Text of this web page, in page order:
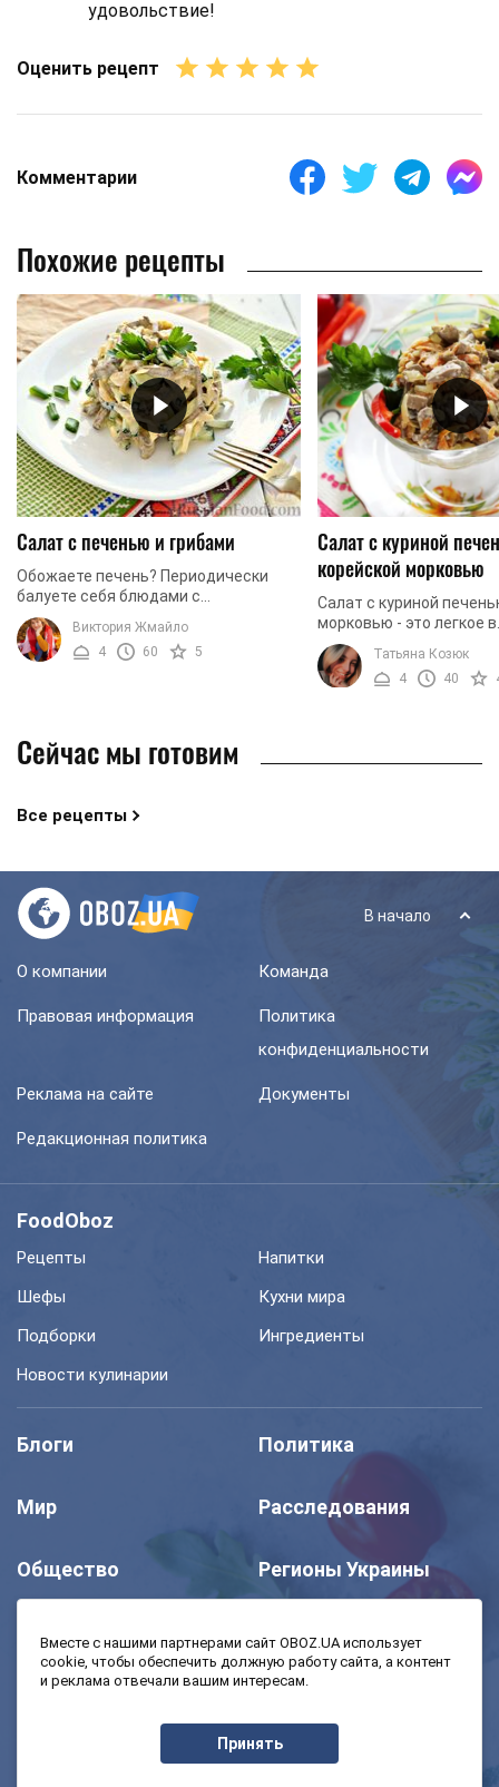
удовольствие!
Оценить рецепт
Комментарии
Похожие рецепты
Салат с печенью и грибами
Обожаете печень? Периодически
балуете себя блюдами с
использованием этого продукта?
Хотите найти новые и необычные
рецепты блюд из печени? Тогда мы ...
Виктория Жмайло
4
60 5
Салат с куриной
корейской морковью
Салат с куриной
морковью - это легкое в
приготовлении блюдо,
несмотря на свою
идеальный баланс
Татьяна Козюк
4
40
Сейчас мы готовим
Все рецепты
В начало
О компании Команда
Правовая информация
Политика
конфиденциальности
Реклама на сайте Документы
Редакционная политика
FoodOboz
Рецепты
Напитки
Шефы
Кухни мира
Подборки
Ингредиенты
Новости кулинарии
Блоги Политика
Мир Расследования
Общество Регионы Украины
Шоу Спорт
Моя школа Авто
Экономика
Вместе с нашими партнерами сайт OBOZ.UA использует
cookie, чтобы обеспечить должную работу сайта, а контент
и реклама отвечали вашим интересам.
Принять